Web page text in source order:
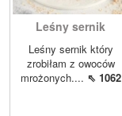
Leśny sernik
Leśny sernik który
zrobiłam z owoców
mrożonych.... ⇖ 1062